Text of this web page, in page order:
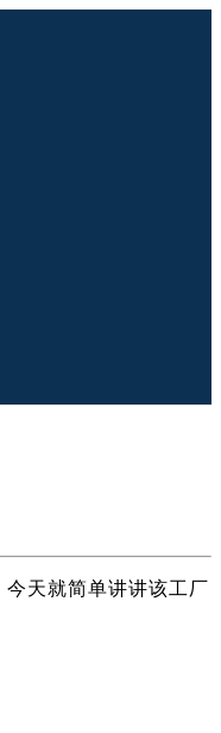
天就简单讲讲该工厂